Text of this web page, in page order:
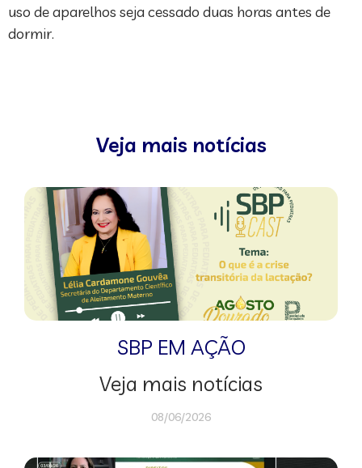
uso de aparelhos seja cessado duas horas antes de
dormir.
Veja mais notícias
SBP EM AÇÃO
Veja mais notícias
08/06/2026